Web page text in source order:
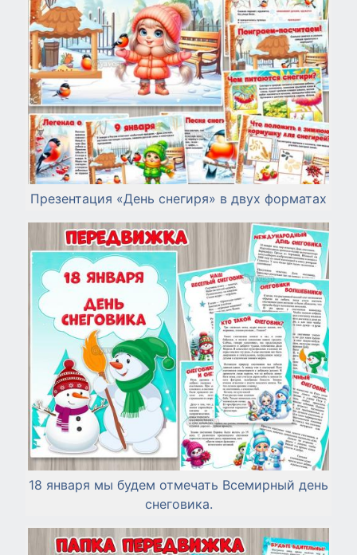
Презентация «День снегиря» в двух форматах
18 января мы будем отмечать Всемирный день
снеговика.